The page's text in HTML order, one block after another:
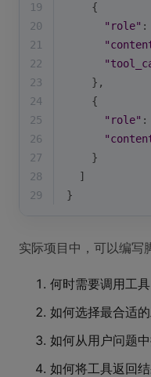
19
    {
20
"role" :
21
22
23
    },
24
    {
25
"role" :
26
27
    }
28
  ]
29
}
实际项目中，可以编写
何时需要调用工
如何选择最合适
如何从用户问题
如何将工具返回